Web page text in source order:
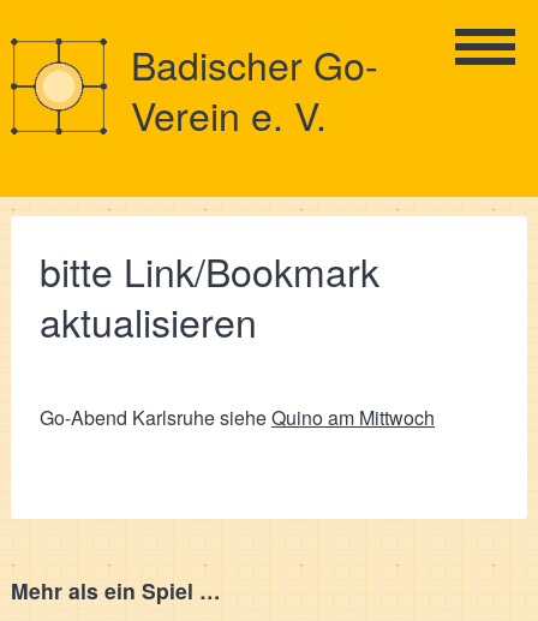
Badischer Go-
Verein e. V.
bitte Link/Bookmark
aktualisieren
Go-Abend Karlsruhe sieheQuino am Mittwoch
Mehr als ein Spiel …